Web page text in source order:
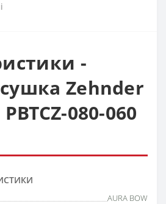
-
Zehnder
080-060
AURA BOW